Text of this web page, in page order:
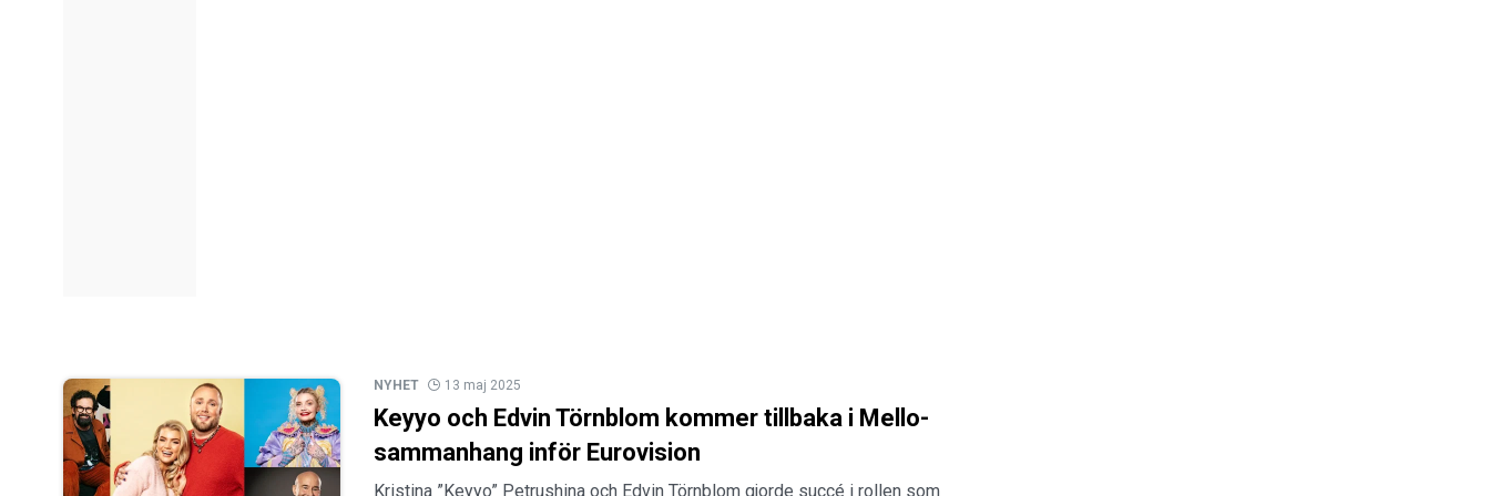
NYHET 13 maj 2025
Keyyo och Edvin Törnblom kommer tillbaka i Mello-
sammanhang inför Eurovision
Kristina ”Keyyo” Petrushina och Edvin Törnblom gjorde succé i rollen som